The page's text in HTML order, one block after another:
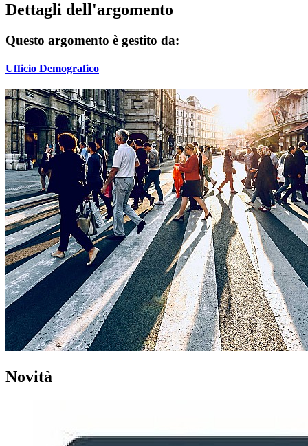
Dettagli dell'argomento
Questo argomento è gestito da:
Ufficio Demografico
Novità